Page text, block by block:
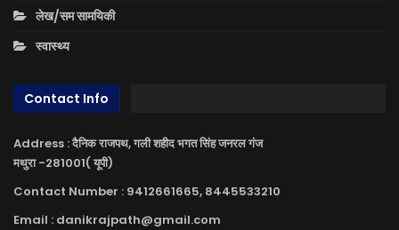
लेख/सम सामयिकी
स्वास्थ्य
Contact Info
Address : दैनिक राजपथ, गली शहीद भगत सिंह जनरल गंज
मथुरा -281001( यूपी)
Contact Number : 9412661665, 8445533210
Email : danikrajpath@gmail.com